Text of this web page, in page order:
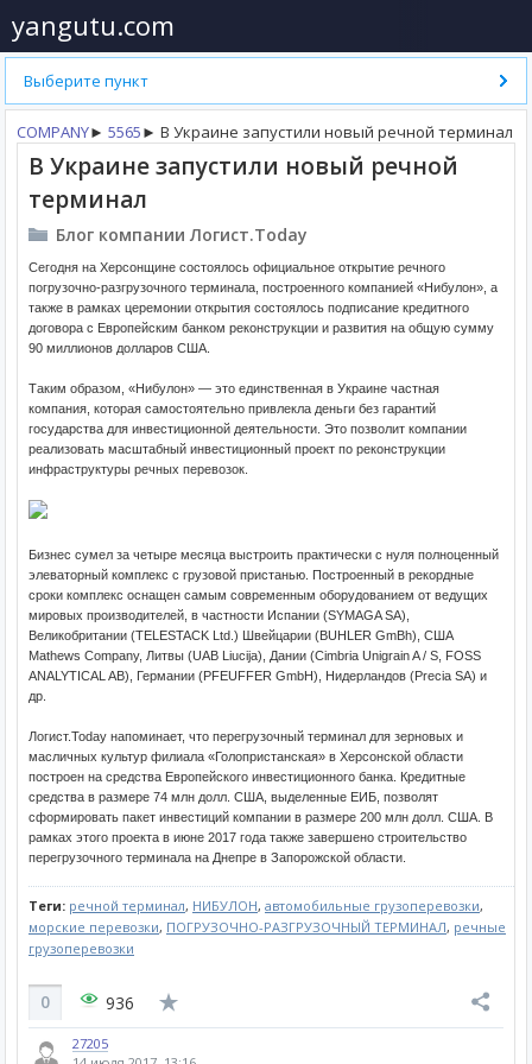
yangutu.com
Выберите пункт
COMPANY► 5565► В Украине запустили новый речной терминал
В Украине запустили новый речной
терминал
Блог компании Логист.Today
Сегодня на Херсонщине состоялось официальное открытие речного
погрузочно-разгрузочного терминала, построенного компанией «Нибулон», а
также в рамках церемонии открытия состоялось подписание кредитного
договора с Европейским банком реконструкции и развития на общую сумму
90 миллионов долларов США.
Таким образом, «Нибулон» — это единственная в Украине частная
компания, которая самостоятельно привлекла деньги без гарантий
государства для инвестиционной деятельности. Это позволит компании
реализовать масштабный инвестиционный проект по реконструкции
инфраструктуры речных перевозок.
Бизнес сумел за четыре месяца выстроить практически с нуля полноценный
элеваторный комплекс с грузовой пристанью. Построенный в рекордные
сроки комплекс оснащен самым современным оборудованием от ведущих
мировых производителей, в частности Испании (SYMAGA SA),
Великобритании (TELESTACK Ltd.) Швейцарии (BUHLER GmBh), США
Mathews Company, Литвы (UAB Liucija), Дании (Cimbria Unigrain A / S, FOSS
ANALYTICAL AB), Германии (PFEUFFER GmbH), Нидерландов (Precia SA) и
др.
Логист.Today напоминает, что перегрузочный терминал для зерновых и
масличных культур филиала «Голопристанская» в Херсонской области
построен на средства Европейского инвестиционного банка. Кредитные
средства в размере 74 млн долл. США, выделенные ЕИБ, позволят
сформировать пакет инвестиций компании в размере 200 млн долл. США. В
рамках этого проекта в июне 2017 года также завершено строительство
перегрузочного терминала на Днепре в Запорожской области.
Теги: речной терминал, НИБУЛОН, автомобильные грузоперевозки,
морские перевозки, ПОГРУЗОЧНО-РАЗГРУЗОЧНЫЙ ТЕРМИНАЛ, речные
грузоперевозки
0 936
27205